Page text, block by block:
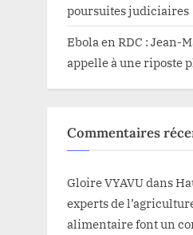
poursuites judiciaires
Ebola en RDC : Jean-
appelle à une riposte
Commentaires
Gloire VYAVUdans
experts de
alimentaire font un